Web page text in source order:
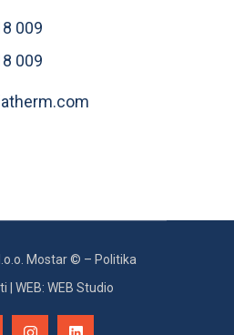
009
009
Mostar © – Politika
WEB: WEB Studio